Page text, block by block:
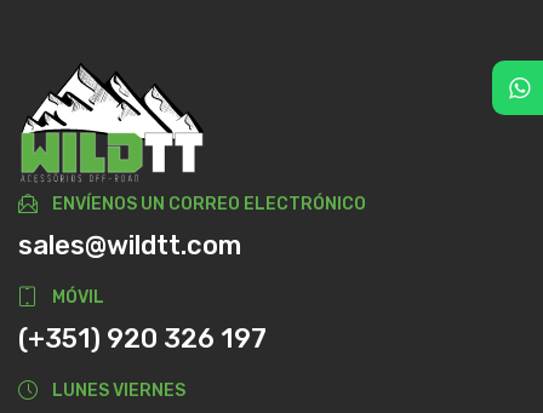
ENVÍENOS UN CORREO ELECTRÓNICO
sales@wildtt.com
MÓVIL
(+351) 920 326 197
LUNES VIERNES